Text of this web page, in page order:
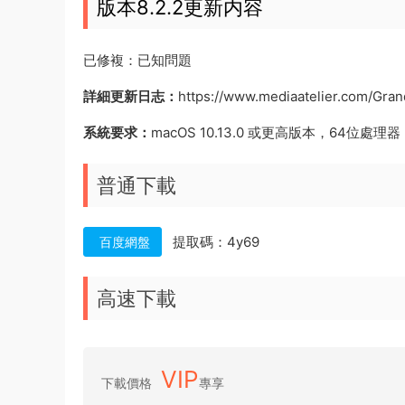
版本8.2.2更新内容
已修複：已知問題
詳細更新日志： https://www.mediaatelier.com/
系統要求： macOS 10.13.0 或更高版本，64位處理器
普通下載
百度網盤 提取碼：4y69
高速下載
下載價格 VIP專享